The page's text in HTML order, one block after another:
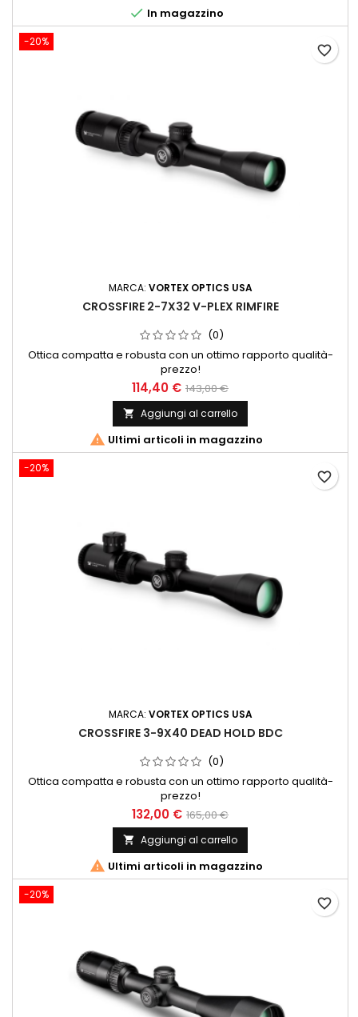
 In magazzino
-20%
MARCA: VORTEX OPTICS USA
CROSSFIRE 2-7X32 V-PLEX RIMFIRE
(0)
Ottica compatta e robusta con un ottimo rapporto qualità-
prezzo!
114,40 € 143,00 €
 Aggiungi al carrello
 Ultimi articoli in magazzino
favorite_border
-20%
MARCA: VORTEX OPTICS USA
CROSSFIRE 3-9X40 DEAD HOLD BDC
(0)
Ottica compatta e robusta con un ottimo rapporto qualità-
prezzo!
132,00 € 165,00 €
 Aggiungi al carrello
 Ultimi articoli in magazzino
favorite_border
-20%
favorite_border